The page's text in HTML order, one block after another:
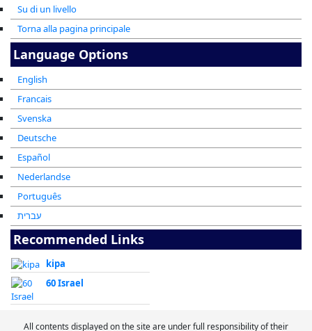
Su di un livello
Torna alla pagina principale
Language Options
English
Francais
Svenska
Deutsche
Español
Nederlandse
Português
עברית
Recommended Links
kipa
60 Israel
All contents displayed on the site are under full responsibility of their